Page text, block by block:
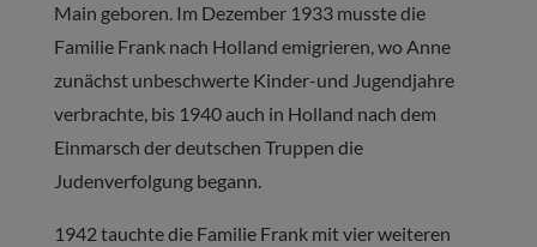
Main geboren. Im Dezember 1933 musste die
Familie Frank nach Holland emigrieren, wo Anne
zunächst unbeschwerte Kinder-und Jugendjahre
verbrachte, bis 1940 auch in Holland nach dem
Einmarsch der deutschen Truppen die
Judenverfolgung begann.
1942 tauchte die Familie Frank mit vier weiteren